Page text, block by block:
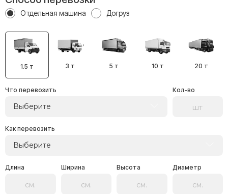
Отдельная машина Догруз
1.5 т 3 т 5 т 10 т 20 т
Что перевозить
Выберите
Кол-во
Как перевозить
Выберите
Длина Ширина Высота Диаметр